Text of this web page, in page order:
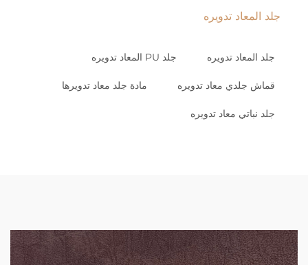
جلد المعاد تدويره
جلد المعاد تدويره جلد PU المعاد تدويره
قماش جلدي معاد تدويره مادة جلد معاد تدويرها
جلد نباتي معاد تدويره